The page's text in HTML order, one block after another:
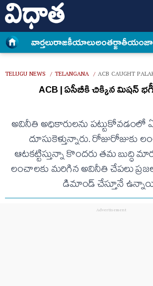
వార్త‌లురాజకీయాలుఅంత‌ర్జాతీయం
TELUGU NEWS / TELANGANA / ACB CAUGHT
ACB | ఏసీబీకి చిక్కిన మిషన్
అవినీతి అధికారులను పట్టుకోవడంలో
దూసుకెళ్తున్నారు. రోజురోజుకు
ఆటకట్టిస్తున్నా కొందరు తమ బుద్ధి
లంచాలకు మరిగిన అవినీతి చేపలు ప్రజల
డిమాండ్ చేస్తూనే